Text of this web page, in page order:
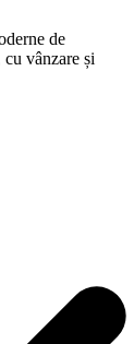
de
vânzare și